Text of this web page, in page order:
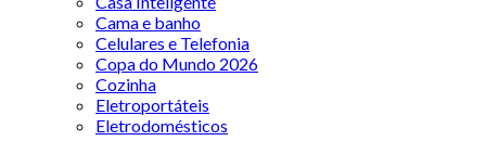
Cama e banho
Celulares e Telefonia
Copa do Mundo 2026
Cozinha
Eletroportáteis
Eletrodomésticos